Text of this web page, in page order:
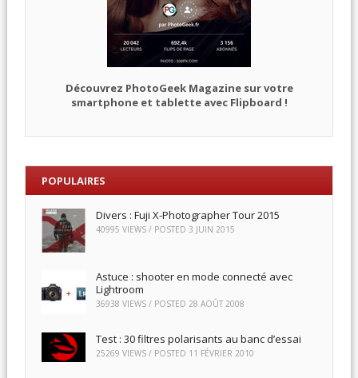
Découvrez PhotoGeek Magazine sur votre
smartphone et tablette avec Flipboard !
POPULAIRES
Divers : Fuji X-Photographer Tour 2015
40995 VIEWS / POSTED 3 JUIN 2015
Astuce : shooter en mode connecté avec
Lightroom
36938 VIEWS / POSTED 28 AOÛT 2008
Test : 30 filtres polarisants au banc d’essai
25269 VIEWS / POSTED 11 FÉVRIER 2010